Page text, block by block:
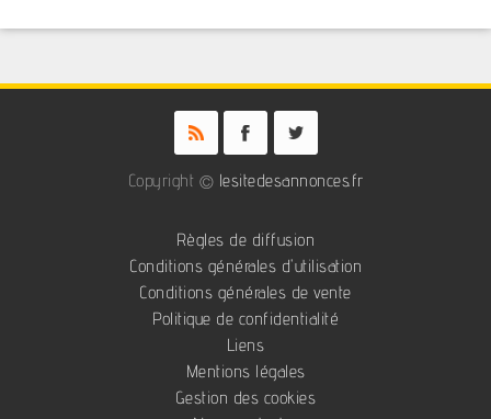
Copyright © lesitedesannonces.fr
Règles de diffusion
Conditions générales d'utilisation
Conditions générales de vente
Politique de confidentialité
Liens
Mentions légales
Gestion des cookies